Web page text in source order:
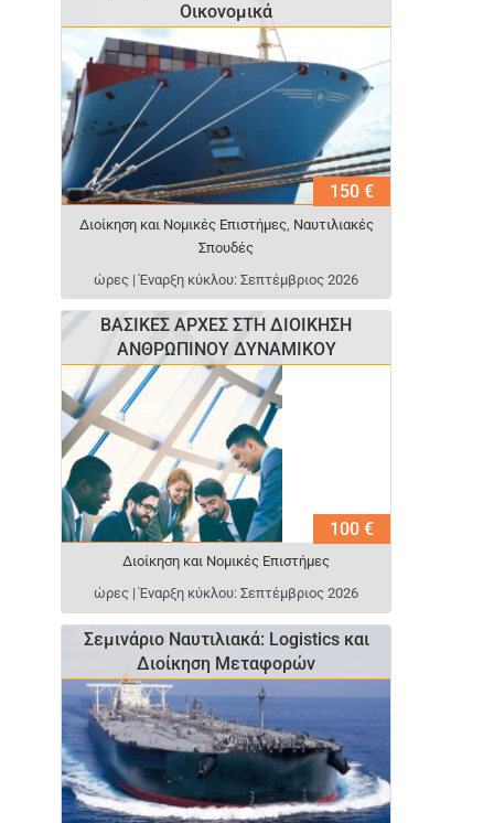
150 €
Οικονομικά
Διοίκηση και Νομικές Επιστήμες, Ναυτιλιακές
Σπουδές
ώρες | Έναρξη κύκλου: Σεπτέμβριος 2026
100 €
ΒΑΣΙΚΕΣ ΑΡΧΕΣ ΣΤΗ ΔΙΟΙΚΗΣΗ
ΑΝΘΡΩΠΙΝΟΥ ΔΥΝΑΜΙΚΟΥ
Διοίκηση και Νομικές Επιστήμες
ώρες | Έναρξη κύκλου: Σεπτέμβριος 2026
Σεμινάριο Ναυτιλιακά: Logistics και
Διοίκηση Μεταφορών